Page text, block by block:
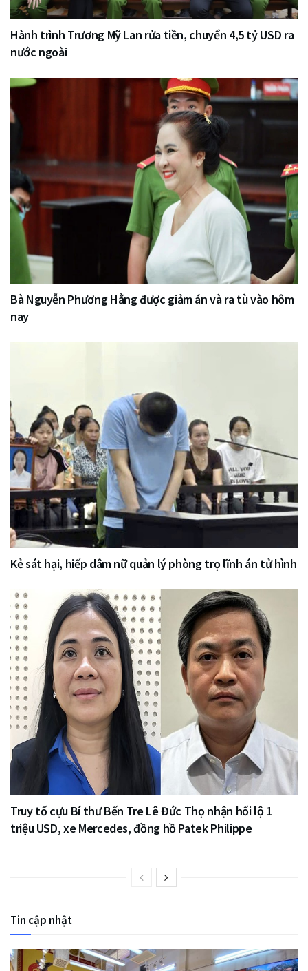
Hành trình Trương Mỹ Lan rửa tiền, chuyển 4,5 tỷ USD ra
nước ngoài
Bà Nguyễn Phương Hằng được giảm án và ra tù vào hôm
nay
Kẻ sát hại, hiếp dâm nữ quản lý phòng trọ lĩnh án tử hình
Truy tố cựu Bí thư Bến Tre Lê Đức Thọ nhận hối lộ 1
triệu USD, xe Mercedes, đồng hồ Patek Philippe
Tin cập nhật